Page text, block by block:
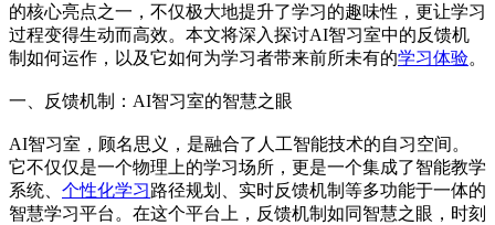
的核心亮点之一，不仅极大地提升了学习的趣味性，更让学习
过程变得生动而高效。本文将深入探讨AI智习室中的反馈机
制如何运作，以及它如何为学习者带来前所未有的学习体验。
一、反馈机制：AI智习室的智慧之眼
AI智习室，顾名思义，是融合了人工智能技术的自习空间。
它不仅仅是一个物理上的学习场所，更是一个集成了智能教学
系统、 个性化学习路径规划、实时反馈机制等多功能于一体的
智慧学习平台。在这个平台上，反馈机制如同智慧之眼，时刻